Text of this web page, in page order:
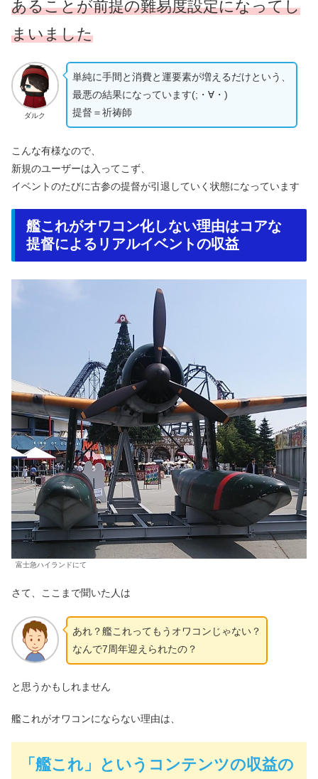
あることが前提の難易度設定になってし
まいました
ダルク
単純に手間と消費と運要素が増えるだけという、
最悪の結果になっています(;・∀・)
提督＝祈祷師
こんな有様なので、
新規のユーザーは入ってこず、
イベントのたびに古参の提督が引退していく状態になっています
艦これがオワコン化しない理由はコアな
提督によるリアルイベントの収益
富士急ハイランドにて
さて、ここまで聞いた人は
あれ？艦これってもうオワコンじゃない？
なんで7周年迎えられたの？
と思うかもしれません
艦これがオワコンにならない理由は、
「艦これ」というコンテンツの収益の